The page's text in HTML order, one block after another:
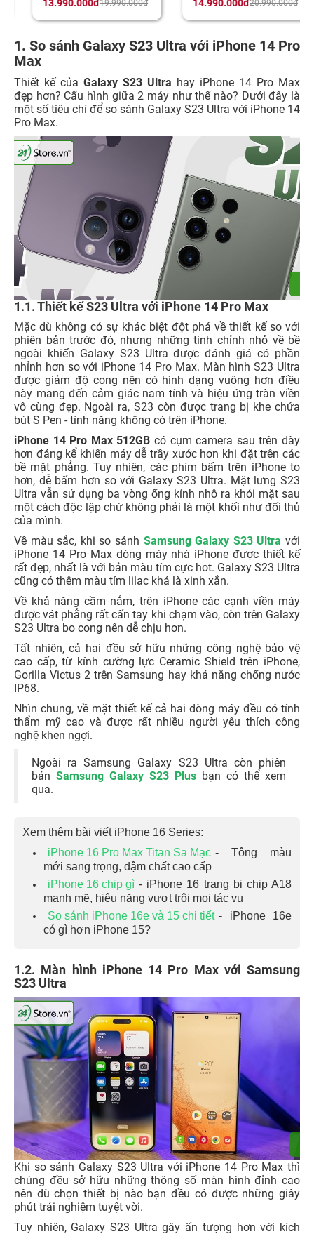
13.990.000đ19.990.000đ
14.990.000đ20.990.000đ
1. So sánh Galaxy S23 Ultra với iPhone 14 Pro
Max
Thiết kế của Galaxy S23 Ultra hay iPhone 14 Pro Max
đẹp hơn? Cấu hình giữa 2 máy như thế nào? Dưới đây là
một số tiêu chí để so sánh Galaxy S23 Ultra với iPhone 14
Pro Max.
1.1. Thiết kế S23 Ultra với iPhone 14 Pro Max
Mặc dù không có sự khác biệt đột phá về thiết kế so với
phiên bản trước đó, nhưng những tinh chỉnh nhỏ về bề
ngoài khiến Galaxy S23 Ultra được đánh giá có phần
nhỉnh hơn so với iPhone 14 Pro Max. Màn hình S23 Ultra
được giảm độ cong nên có hình dạng vuông hơn điều
này mang đến cảm giác nam tính và hiệu ứng tràn viền
vô cùng đẹp. Ngoài ra, S23 còn được trang bị khe chứa
bút S Pen - tính năng không có trên iPhone.
iPhone 14 Pro Max 512GB có cụm camera sau trên dày
hơn đáng kể khiến máy dễ trầy xước hơn khi đặt trên các
bề mặt phẳng. Tuy nhiên, các phím bấm trên iPhone to
hơn, dễ bấm hơn so với Galaxy S23 Ultra. Mặt lưng S23
Ultra vẫn sử dụng ba vòng ống kính nhô ra khỏi mặt sau
một cách độc lập chứ không phải là một khối như đối thủ
của mình.
Về màu sắc, khi so sánh Samsung Galaxy S23 Ultra với
iPhone 14 Pro Max dòng máy nhà iPhone được thiết kế
rất đẹp, nhất là với bản màu tím cực hot. Galaxy S23 Ultra
cũng có thêm màu tím lilac khá là xinh xắn.
Về khả năng cầm nắm, trên iPhone các cạnh viền máy
được vát phẳng rất cấn tay khi chạm vào, còn trên Galaxy
S23 Ultra bo cong nên dễ chịu hơn.
Tất nhiên, cả hai đều sở hữu những công nghệ bảo vệ
cao cấp, từ kính cường lực Ceramic Shield trên iPhone,
Gorilla Victus 2 trên Samsung hay khả năng chống nước
IP68.
Nhìn chung, về mặt thiết kế cả hai dòng máy đều có tính
thẩm mỹ cao và được rất nhiều người yêu thích công
nghệ khen ngợi.
Ngoài ra Samsung Galaxy S23 Ultra còn phiên
bản Samsung Galaxy S23 Plus bạn có thể xem
qua.
Xem thêm bài viết iPhone 16 Series:
iPhone 16 Pro Max Titan Sa Mạc - Tông màu
mới sang trọng, đậm chất cao cấp
iPhone 16 chip gì - iPhone 16 trang bị chip A18
mạnh mẽ, hiệu năng vượt trội mọi tác vụ
So sánh iPhone 16e và 15 chi tiết - iPhone 16e
có gì hơn iPhone 15?
1.2. Màn hình iPhone 14 Pro Max với Samsung
S23 Ultra
Khi so sánh Galaxy S23 Ultra với iPhone 14 Pro Max thì
chúng đều sở hữu những thông số màn hình đỉnh cao
nên dù chọn thiết bị nào bạn đều có được những giây
phút trải nghiệm tuyệt vời.
Tuy nhiên, Galaxy S23 Ultra gây ấn tượng hơn với kích